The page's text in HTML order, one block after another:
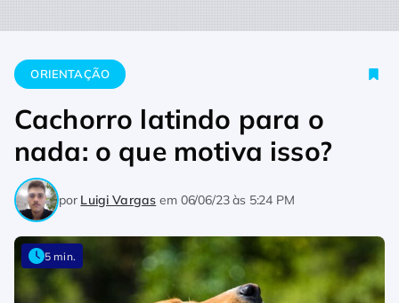
Home Orientação Cachorro latindo para o nada: o que
ORIENTAÇÃO
Cachorro latindo para o
nada: o que motiva isso?
por Luigi Vargas em 06/06/23 às 5:24 PM
5 min.